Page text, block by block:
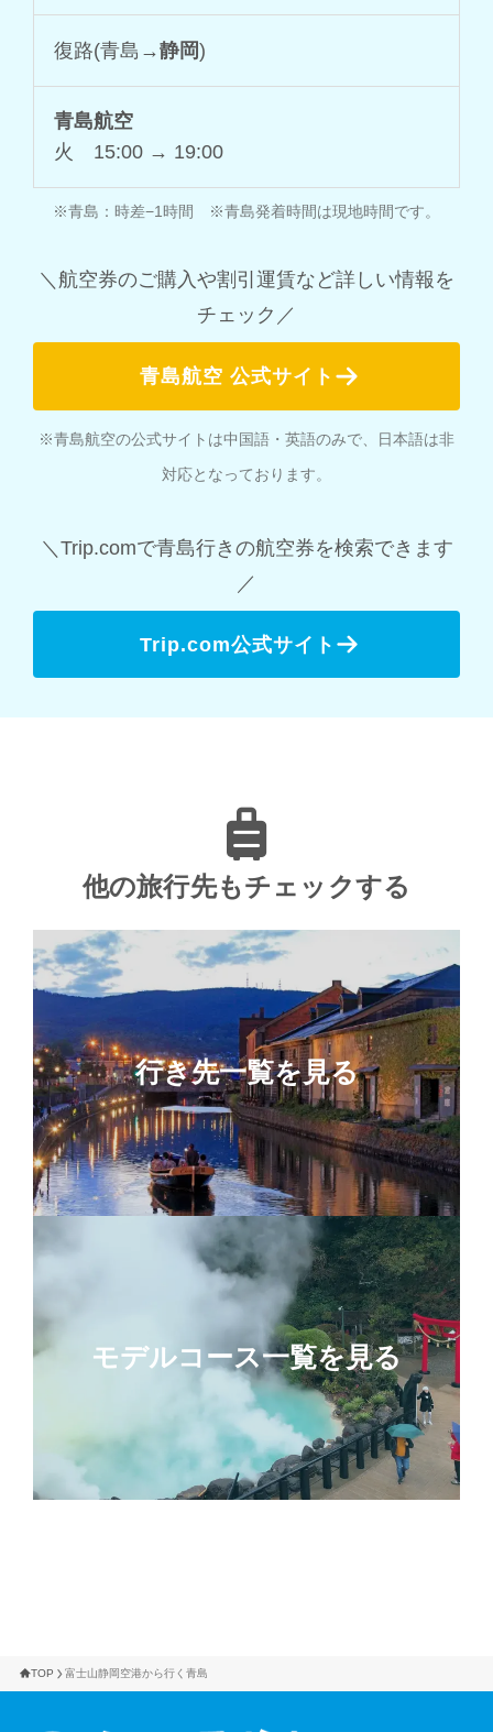
復路(青島 →静岡)
青島航空
火 15:00 → 19:00
※青島：時差−1時間 ※青島発着時間は現地時間です。
＼航空券のご購入や割引運賃など詳しい情報を
チェック／
青島航空 公式サイト
※青島航空の公式サイトは中国語・英語のみで、日本語は非
対応となっております。
＼Trip.comで青島行きの航空券を検索できます
／
Trip.com公式サイト
他の旅行先もチェックする
行き先一覧を見る
モデルコース一覧を見る
TOP 富士山静岡空港から行く青島